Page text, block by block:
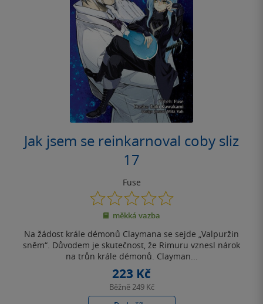
Jak jsem se reinkarnoval coby sliz
17
Fuse
0.0
z
5
měkká vazba
Na žádost krále démonů Claymana se sejde „Valpuržin
sněm“. Důvodem je skutečnost, že Rimuru vznesl nárok
na trůn krále démonů. Clayman...
223 Kč
Běžně249 Kč